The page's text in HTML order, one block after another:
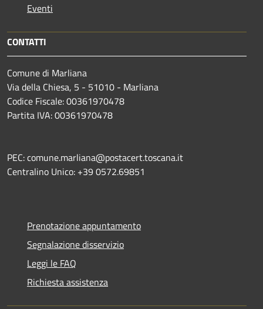
Eventi
CONTATTI
Comune di Marliana
Via della Chiesa, 5 - 51010 - Marliana
Codice Fiscale: 00361970478
Partita IVA: 00361970478
PEC: comune.marliana@postacert.toscana.it
Centralino Unico: +39 0572.69851
Prenotazione appuntamento
Segnalazione disservizio
Leggi le FAQ
Richiesta assistenza